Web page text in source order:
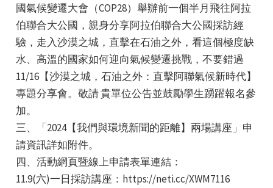
國氣候變遷大會（COP28）舉辦前一個半月飛往阿拉
伯聯合大公國，親身分享阿拉伯聯合大公國採訪經
驗，走入沙漠之城，直擊在石油之外，看這個極度缺
水、高溫的國家如何迎向氣候變遷挑戰，不要錯過
11/16【沙漠之城，石油之外：直擊阿聯氣候新時代】
專題分享會。敬請 貴單位公告並鼓勵學生踴躍報名參
加。
三、「2024【我們與環境新聞的距離】兩場講座」申
請資訊詳如附件。
四、活動網頁暨線上申請表單連結：
11.9(六)一日採訪講座：https://neti.cc/XWM7116